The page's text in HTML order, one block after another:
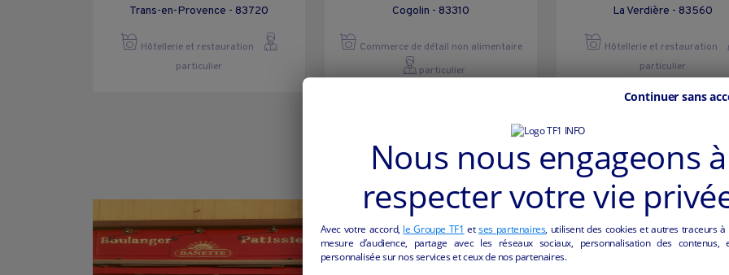
Trans-en-Provence - 83720
Hôtellerie et restauration
particulier
Cogolin - 83310
Commerce de détail non alimentaire
particulier
La Verdière - 83560
Hôtellerie et restauration
particulier
Nous nous engageons à
respecter votre vie
Avec votre accord, le Groupe TF1 etses partenaires, utilisent des cookies et autres traceurs à
mesure d’audience, partage avec les réseaux sociaux, personnalisation des contenus,
personnalisée sur nos services et ceux de nos partenaires.
Continuer sans